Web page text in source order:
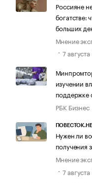
Россияне
богатстве:
больших
Мнение
7
изучении
поддержке
РБК Бизнес
ПОВЕСТОК.НЕТ
Нужен ли
получения
Мнение
7